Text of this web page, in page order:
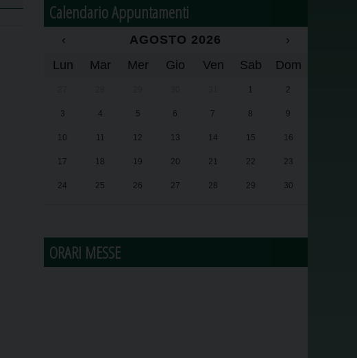
Calendario Appuntamenti
‹ AGOSTO 2026
›
Lun
Mar Mer Gio Ven Sab Dom
1 2
3 4 5 6 7 8 9
10 11 12 13 14 15 16
17 18 19 20 21 22 23
24 25 26 27 28 29 30
ORARI MESSE